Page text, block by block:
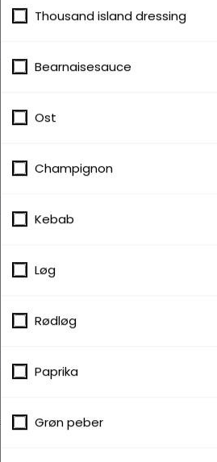
Thousand island dressing
Bearnaisesauce
Ost
Champignon
Kebab
Løg
Rødløg
Paprika
Grøn peber